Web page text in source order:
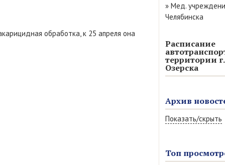
обработка, к 25 апреля она
» Мед.
Челябинска
Расписание
территории г.
Озерска
Архив
Показать/скрыть
Июль 2026 (77)
Июнь 2026 (52)
Топ